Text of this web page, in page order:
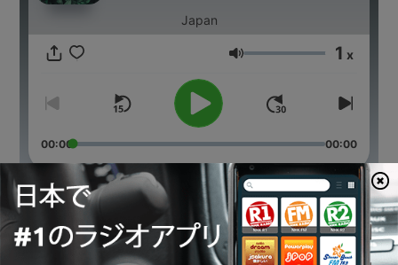
Japan
音量 1 x
00:00 00:00
エピソード
Locos por todo